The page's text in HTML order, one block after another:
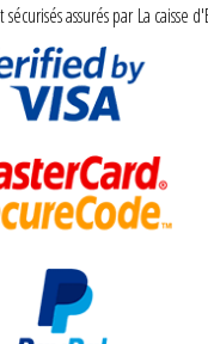
assurés par La caisse